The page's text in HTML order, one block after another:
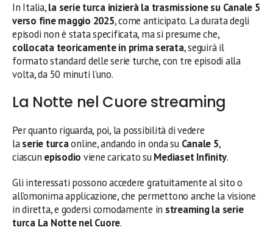
In Italia,la serie turca inizierà la trasmissione su Canale 5
verso fine maggio 2025, come anticipato. La durata degli
episodi non è stata specificata, ma si presume che,
collocata teoricamente in prima serata, seguirà il
formato standard delle serie turche, con tre episodi alla
volta, da 50 minuti l’uno.
La Notte nel Cuore streaming
Per quanto riguarda, poi, la possibilità di vedere
laserie turcaonline, andando in onda su Canale 5,
ciascun episodio viene caricato suMediaset Infinity.
Gli interessati possono accedere gratuitamente al sito o
all’omonima applicazione, che permettono anche la visione
in diretta, e godersi comodamente in streaming la serie
turca La Notte nel Cuore.